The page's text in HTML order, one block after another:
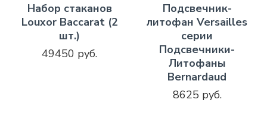
Набор стаканов
Louxor Baccarat (2
шт.)
49450 руб.
Подсвечник-
литофан Versailles
серии
Подсвечники-
Литофаны
Bernardaud
8625 руб.